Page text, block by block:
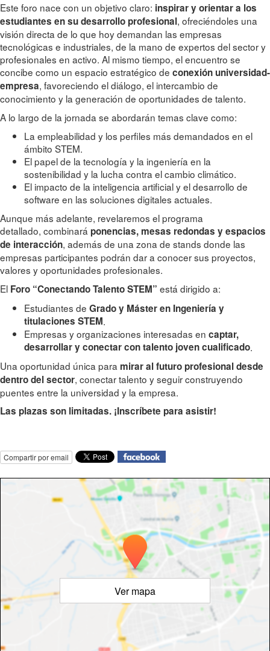
Este foro nace con un objetivo claro: inspirar y orientar a los
estudiantes en su desarrollo profesional, ofreciéndoles una
visión directa de lo que hoy demandan las empresas
tecnológicas e industriales, de la mano de expertos del sector y
profesionales en activo. Al mismo tiempo, el encuentro se
concibe como un espacio estratégico de conexión universidad-
empresa, favoreciendo el diálogo, el intercambio de
conocimiento y la generación de oportunidades de talento.
A lo largo de la jornada se abordarán temas clave como:
La empleabilidad y los perfiles más demandados en el
ámbito STEM.
El papel de la tecnología y la ingeniería en la
sostenibilidad y la lucha contra el cambio climático.
El impacto de la inteligencia artificial y el desarrollo de
software en las soluciones digitales actuales.
Aunque más adelante, revelaremos el programa
detallado, combinará ponencias, mesas redondas y espacios
de interacción, además de una zona de stands donde las
empresas participantes podrán dar a conocer sus proyectos,
valores y oportunidades profesionales.
El Foro “Conectando Talento STEM” está dirigido a:
Estudiantes de Grado y Máster en Ingeniería y
titulaciones STEM.
Empresas y organizaciones interesadas en captar,
desarrollar y conectar con talento joven cualificado.
Una oportunidad única para mirar al futuro profesional desde
dentro del sector, conectar talento y seguir construyendo
puentes entre la universidad y la empresa.
Las plazas son limitadas. ¡Inscríbete para asistir!
Compartir por email
Ver mapa